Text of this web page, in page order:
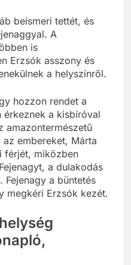
beismeri tettét, és
A
is
Erzsók asszony és
a helyszínről.
hozzon rendet a
érkeznek a kisbíróval
amazontermészetű
embereket, Márta
férjét, miközben
a dulakodás
a büntetés
megkéri Erzsók kezét.